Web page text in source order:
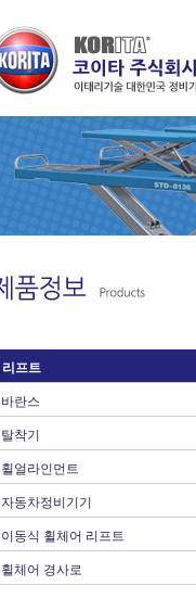
리프트
바란스
탈착기
휠얼라인먼트
자동차정비기기
이동식 휠체어 리프트
휠체어 경사로